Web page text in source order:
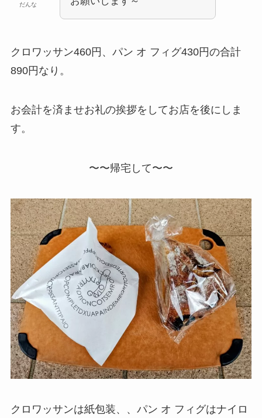
だんな
クロワッサン460円、パン オ フィグ430円の合計
890円なり。
お会計を済ませお礼の挨拶をしてお店を後にしま
す。
〜〜帰宅して〜〜
クロワッサンは紙包装、、パン オ フィグはナイロ